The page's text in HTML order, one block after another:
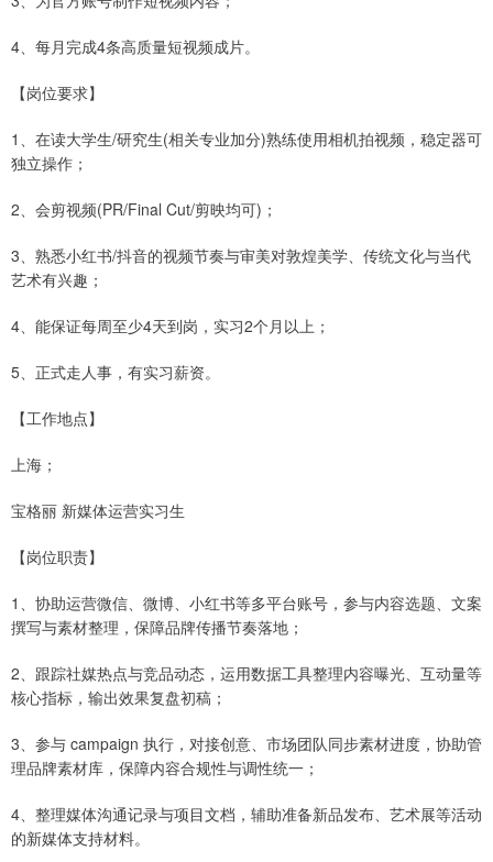
4、每月完成4条高质量短视频成片。
【岗位要求】
1、在读大学生/研究生(相关专业加分)熟练使用相机拍视频，稳定器可
独立操作；
2、会剪视频(PR/Final Cut/剪映均可)；
3、熟悉小红书/抖音的视频节奏与审美对敦煌美学、传统文化与当代
艺术有兴趣；
4、能保证每周至少4天到岗，实习2个月以上；
5、正式走人事，有实习薪资。
【工作地点】
上海；
宝格丽 新媒体运营实习生
【岗位职责】
1、协助运营微信、微博、小红书等多平台账号，参与内容选题、文案
撰写与素材整理，保障品牌传播节奏落地；
2、跟踪社媒热点与竞品动态，运用数据工具整理内容曝光、互动量等
核心指标，输出效果复盘初稿；
3、参与 campaign 执行，对接创意、市场团队同步素材进度，协助管
理品牌素材库，保障内容合规性与调性统一；
4、整理媒体沟通记录与项目文档，辅助准备新品发布、艺术展等活动
的新媒体支持材料。